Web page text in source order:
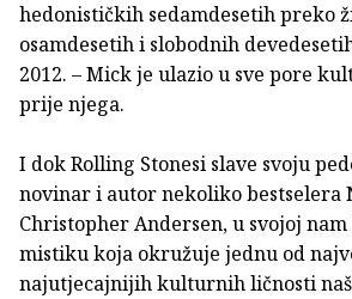
hedonističkih sedamdesetih preko
osamdesetih i slobodnih
2012. – Mick je ulazio u sve pore
prije njega.
I dok Rolling Stonesi slave svoju
novinar i autor nekoliko bestselera
Christopher Andersen, u svojoj
mistiku koja okružuje jednu od
najutjecajnijih kulturnih ličnosti